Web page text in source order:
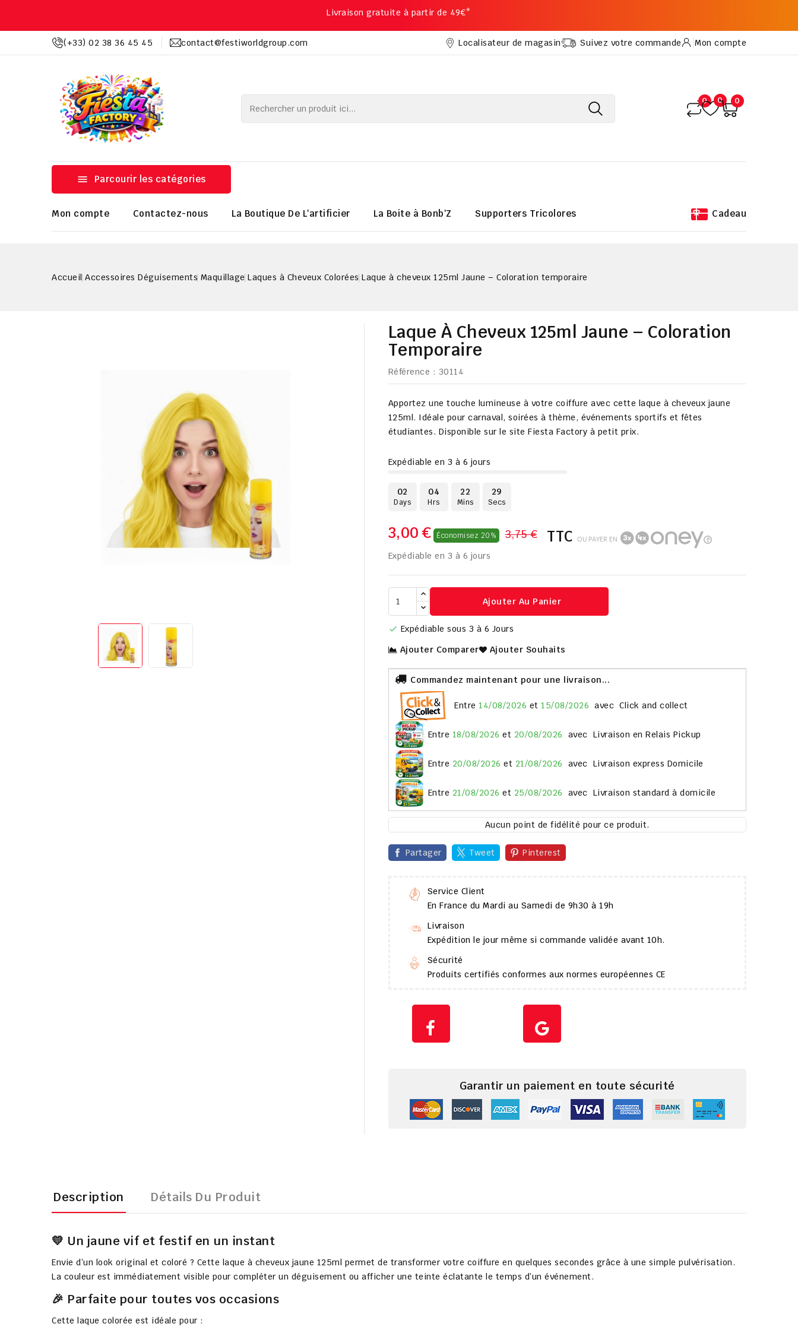
Livraison gratuite à partir de 49€*
(+33) 02 38 36 45 45 contact@festiworldgroup.com Localisateur de magasin Suivez votre commande Mon compte
0 0 0
 Parcourir les catégories
Mon compte Contactez-nous La Boutique De L'artificier La Boite à Bonb'Z Supporters Tricolores Cadeau
Accueil Accessoires Déguisements Maquillage Laques à Cheveux Colorées Laque à cheveux 125ml Jaune – Coloration temporaire
Laque À Cheveux 125ml Jaune – Coloration
Temporaire
Référence : 30114
Apportez une touche lumineuse à votre coiffure avec cette laque à cheveux jaune
125ml. Idéale pour carnaval, soirées à thème, événements sportifs et fêtes
étudiantes. Disponible sur le site Fiesta Factory à petit prix.
Expédiable en 3 à 6 jours
02
Days
04
Hrs
22
Mins
28
Secs
3,00 € Économisez 20% 3,75 € TTC OU PAYER EN
Expédiable en 3 à 6 jours
Ajouter Au Panier
 Expédiable sous 3 à 6 Jours
Ajouter Comparer
Ajouter Souhaits
Commandez maintenant pour une livraison...
entre 14/08/2026 et15/08/2026 avec Click and collect
entre 18/08/2026 et 20/08/2026 avec Livraison en Relais Pickup
entre 20/08/2026 et 21/08/2026 avec Livraison express Domicile
entre 21/08/2026 et 25/08/2026 avec Livraison standard à domicile
Aucun point de fidélité pour ce produit.
Partager Tweet Pinterest
Service Client
En France du Mardi au Samedi de 9h30 à 19h
Livraison
Expédition le jour même si commande validée avant 10h.
Sécurité
Produits certifiés conformes aux normes européennes CE
Garantir un paiement en toute sécurité
Description Détails Du Produit
💛 Un jaune vif et festif en un instant
Envie d’un look original et coloré ? Cette laque à cheveux jaune 125ml permet de transformer votre coiffure en quelques secondes grâce à une simple pulvérisation.
La couleur est immédiatement visible pour compléter un déguisement ou afficher une teinte éclatante le temps d’un événement.
🎉 Parfaite pour toutes vos occasions
Cette laque colorée est idéale pour :